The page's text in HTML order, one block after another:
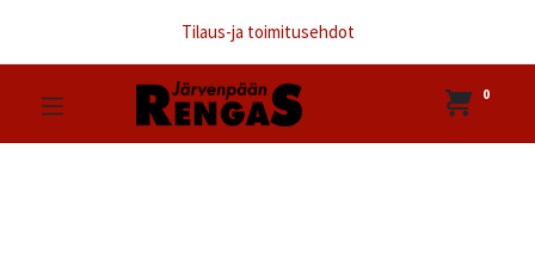
Tilaus-ja toimitusehdot
0